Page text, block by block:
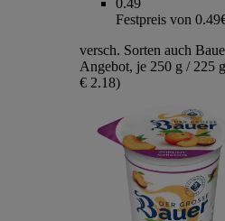
0.49
Festpreis von
versch. Sorten auch
Angebot, je 250 g / 225
€ 2.18)